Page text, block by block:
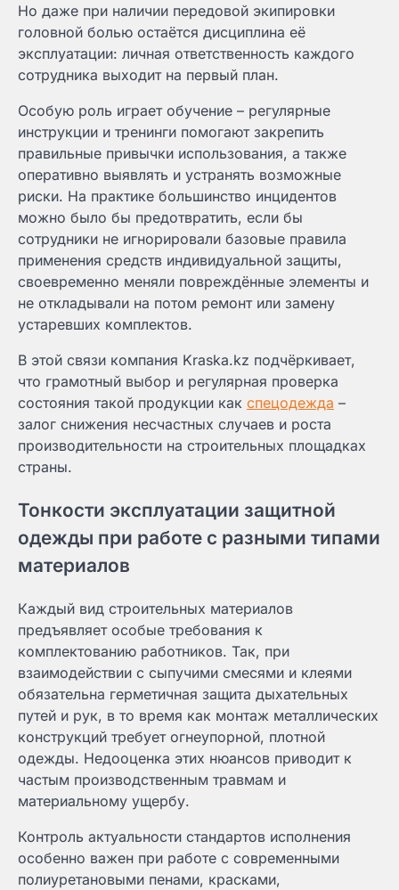
Но даже при наличии передовой экипировки
головной болью остаётся дисциплина её
эксплуатации: личная ответственность каждого
сотрудника выходит на первый план.
Особую роль играет обучение – регулярные
инструкции и тренинги помогают закрепить
правильные привычки использования, а также
оперативно выявлять и устранять возможные
риски. На практике большинство инцидентов
можно было бы предотвратить, если бы
сотрудники не игнорировали базовые правила
применения средств индивидуальной защиты,
своевременно меняли повреждённые элементы и
не откладывали на потом ремонт или замену
устаревших комплектов.
В этой связи компания Kraska.kz подчёркивает,
что грамотный выбор и регулярная проверка
состояния такой продукции как спецодежда –
залог снижения несчастных случаев и роста
производительности на строительных площадках
страны.
Тонкости эксплуатации защитной
одежды при работе с разными типами
материалов
Каждый вид строительных материалов
предъявляет особые требования к
комплектованию работников. Так, при
взаимодействии с сыпучими смесями и клеями
обязательна герметичная защита дыхательных
путей и рук, в то время как монтаж металлических
конструкций требует огнеупорной, плотной
одежды. Недооценка этих нюансов приводит к
частым производственным травмам и
материальному ущербу.
Контроль актуальности стандартов исполнения
особенно важен при работе с современными
полиуретановыми пенами, красками,